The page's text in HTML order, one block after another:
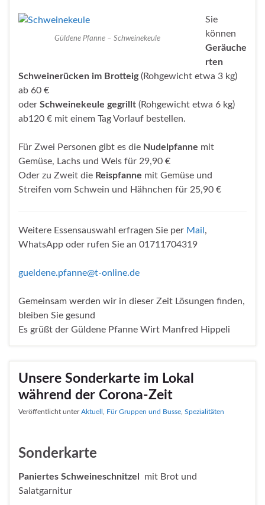
Güldene Pfanne – Schweinekeule
Sie
können
Geräuche
rten
Schweinerücken im Brotteig(Rohgewicht etwa 3 kg)
ab 60 €
oder Schweinekeule gegrillt (Rohgewicht etwa 6 kg)
ab120 € mit einem Tag Vorlauf bestellen.
Für Zwei Personen gibt es die Nudelpfanne mit
Gemüse, Lachs und Wels für 29,90 €
Oder zu Zweit die Reispfanne mit Gemüse und
Streifen vom Schwein und Hähnchen für 25,90 €
Weitere Essensauswahl erfragen Sie per Mail ,
WhatsApp oder rufen Sie an 01711704319
gueldene.pfanne@t-online.de
Gemeinsam werden wir in dieser Zeit Lösungen finden,
bleiben Sie gesund
Es grüßt der Güldene Pfanne Wirt Manfred Hippeli
Unsere Sonderkarte im Lokal
während der Corona-Zeit
Veröffentlicht unterAktuell Für Gruppen und Busse Spezialitäten
Sonderkarte
Paniertes Schweineschnitzel
mit Brot und
Salatgarnitur